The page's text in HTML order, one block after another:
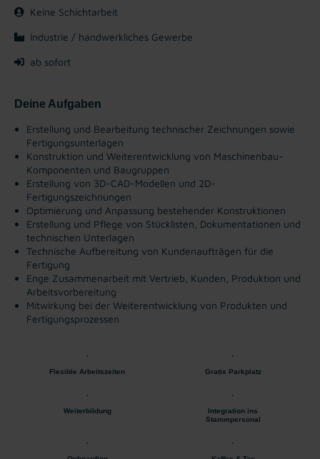
Keine Schichtarbeit
Industrie / handwerkliches Gewerbe
ab sofort
Deine Aufgaben
Erstellung und Bearbeitung technischer Zeichnungen sowie
Fertigungsunterlagen
Konstruktion und Weiterentwicklung von Maschinenbau-
Komponenten und Baugruppen
Erstellung von 3D-CAD-Modellen und 2D-
Fertigungszeichnungen
Optimierung und Anpassung bestehender Konstruktionen
Erstellung und Pflege von Stücklisten, Dokumentationen und
technischen Unterlagen
Technische Aufbereitung von Kundenaufträgen für die
Fertigung
Enge Zusammenarbeit mit Vertrieb, Kunden, Produktion und
Arbeitsvorbereitung
Mitwirkung bei der Weiterentwicklung von Produkten und
Fertigungsprozessen
Flexible Arbeitszeiten Gratis Parkplatz
Weiterbildung
Integration ins
Stammpersonal